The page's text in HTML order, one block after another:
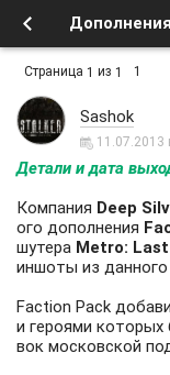
Страница 1 из 1 1
Sashok
11.07.2013
Детали и дата
Компания Deep
ого дополнения
шутера Metro:
иншоты из данного
Faction Pack
и героями которых
вок московской